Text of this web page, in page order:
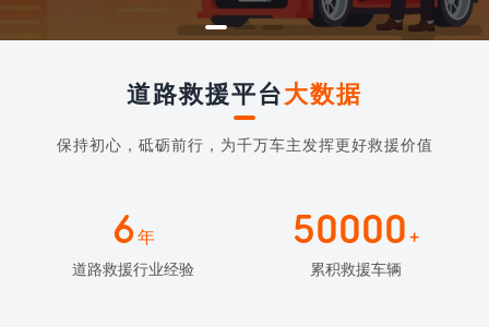
道路救援平台大数据
保持初心，砥砺前行，为千万车主发挥更好救援价值
6年
道路救援行业经验
50000 +
累积救援车辆